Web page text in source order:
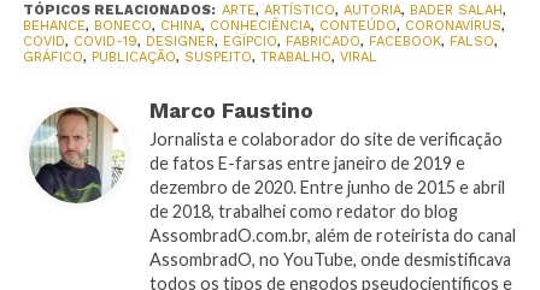
TÓPICOS RELACIONADOS: ARTE, ARTÍSTICO, AUTORIA, BADER SALAH,
BEHANCE, BONECO, CHINA, CONHECIÊNCIA, CONTEÚDO, CORONAVÍRUS,
COVID, COVID-19, DESIGNER, EGÍPCIO, FABRICADO, FACEBOOK, FALSO,
GRÁFICO, PUBLICAÇÃO, SUSPEITO, TRABALHO, VIRAL
Marco Faustino
Jornalista e colaborador do site de verificação
de fatos E-farsas entre janeiro de 2019 e
dezembro de 2020. Entre junho de 2015 e abril
de 2018, trabalhei como redator do blog
AssombradO.com.br, além de roteirista do canal
AssombradO, no YouTube, onde desmistificava
todos os tipos de engodos pseudocientíficos e